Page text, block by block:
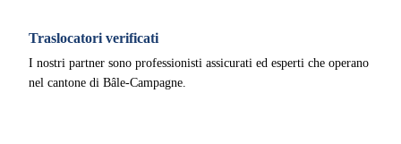
Traslocatori verificati
I nostri partner sono professionisti assicurati ed esperti che operano
nel cantone di Bâle-Campagne.